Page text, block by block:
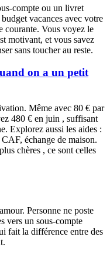
compte ou un livret
vacances avec votre
courante. Vous voyez le
motivant, et vous savez
sans toucher au reste.
on a un petit
Même avec 80 € par
480 € en juin , suffisant
Explorez aussi les aides :
échange de maison.
chères , ce sont celles
Personne ne poste
vers un sous-compte
fait la différence entre des